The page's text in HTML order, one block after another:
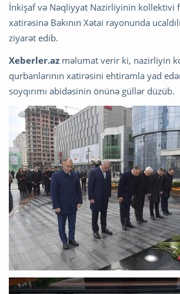
İnkişaf və Nəqliyyat Nazirliyinin kollektivi
xatirəsinə Bakının Xətai rayonunda
ziyarət edib.
Xeberler.az məlumat verir ki, nazirliyin
qurbanlarının xatirəsini ehtiramla yad
soyqırımı abidəsinin önünə güllər düzüb.